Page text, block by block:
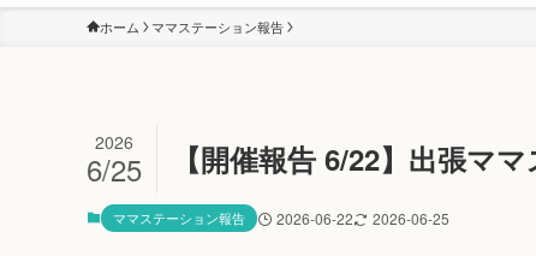
ホーム ママステーション報告
【開催報告 6/22】出張マ
2026
6/25
ママステーション報告 2026-06-22 2026-06-25